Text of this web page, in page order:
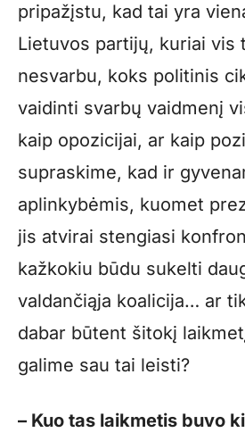
pripažįstu, kad tai yra
Lietuvos partijų, kuriai vis
nesvarbu, koks politinis
vaidinti svarbų vaidmenį
kaip opozicijai, ar kaip
supraskime, kad ir
aplinkybėmis, kuomet
jis atvirai stengiasi
kažkokiu būdu sukelti
valdančiąja koalicija… ar
dabar būtent šitokį
galime sau tai leisti?
– Kuo tas laikmetis buvo